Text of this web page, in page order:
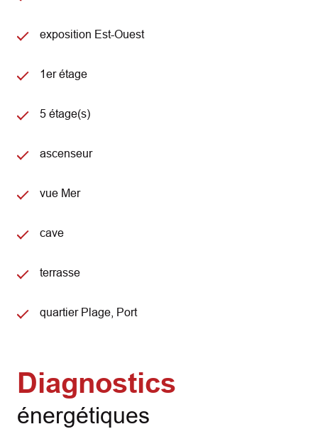
exposition Est-Ouest
1er étage
5 étage(s)
ascenseur
vue Mer
cave
terrasse
quartier Plage, Port
Diagnostics
énergétiques